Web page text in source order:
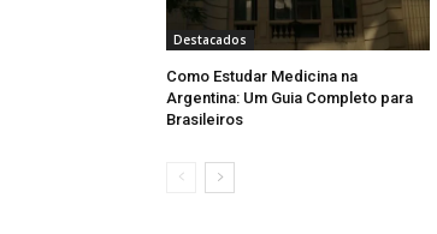
Destacados
Como Estudar Medicina na
Argentina: Um Guia Completo para
Brasileiros